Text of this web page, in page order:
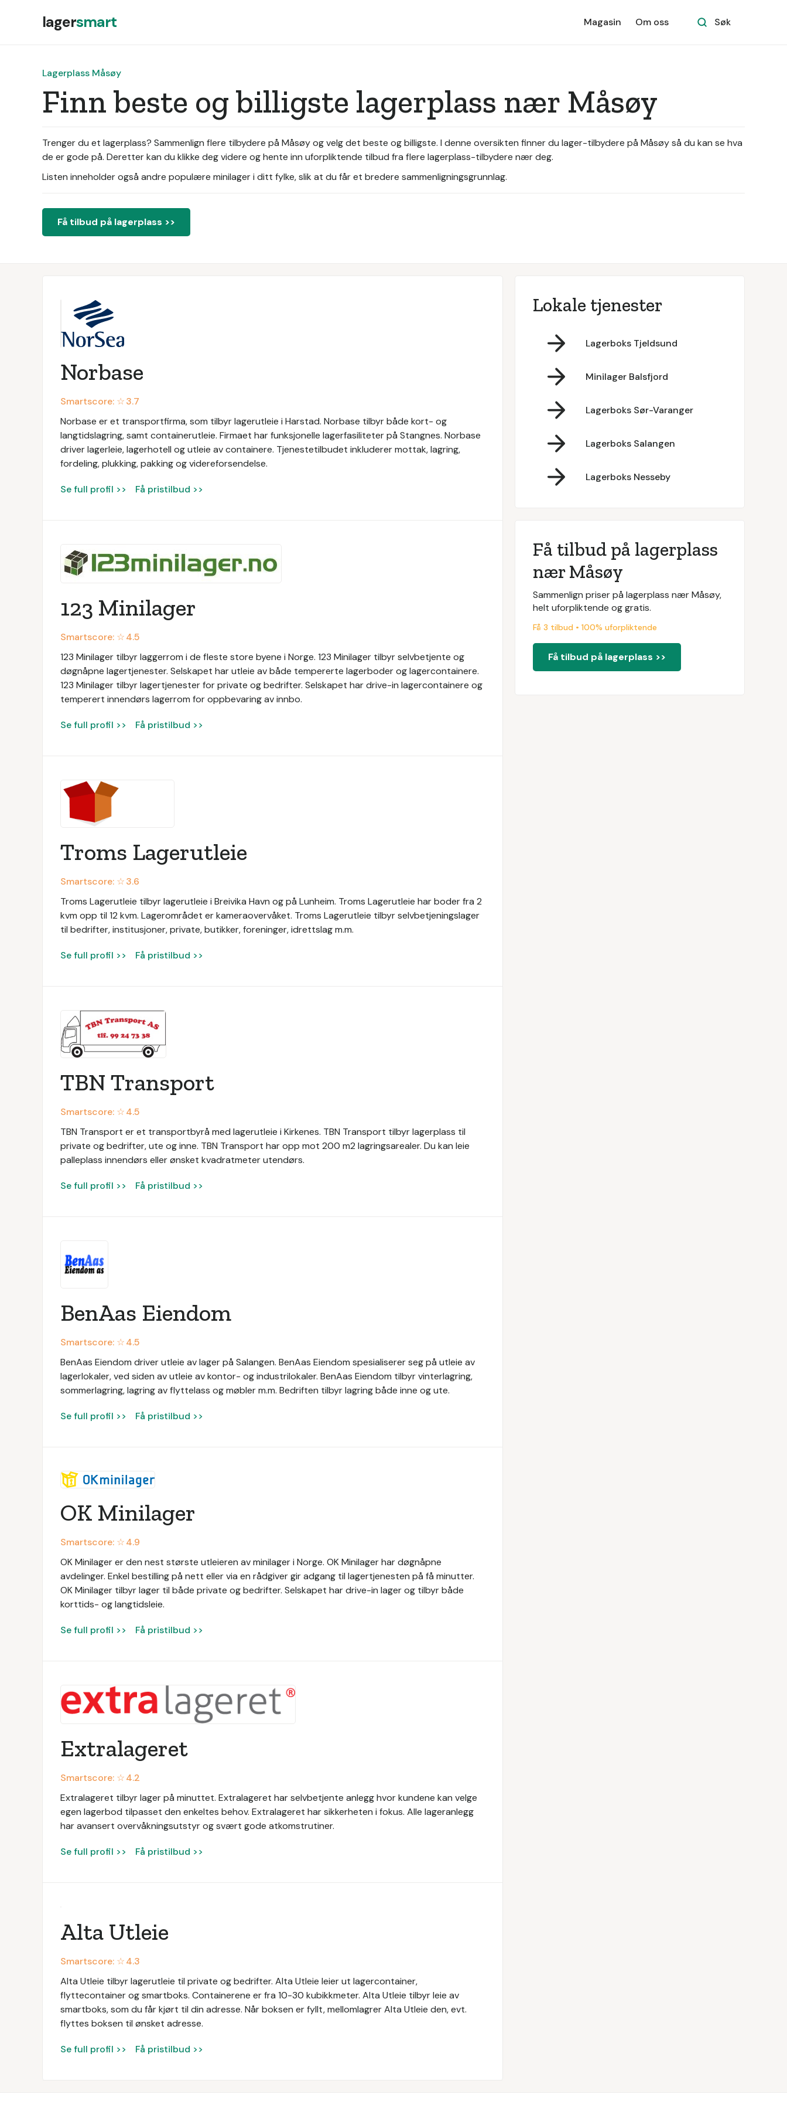
lagersmart Magasin Om oss Søk
Lagerplass Måsøy
Finn beste og billigste lagerplass nær Måsøy
Trenger du et lagerplass? Sammenlign flere tilbydere på Måsøy og velg det beste og billigste. I denne oversikten finner du lager-tilbydere på Måsøy så du kan se hva
de er gode på. Deretter kan du klikke deg videre og hente inn uforpliktende tilbud fra flere lagerplass-tilbydere nær deg.
Listen inneholder også andre populære minilager i ditt fylke, slik at du får et bredere sammenligningsgrunnlag.
Få tilbud på lagerplass >>
Norbase
Smartscore: ☆3.7
Norbase er et transportfirma, som tilbyr lagerutleie i Harstad. Norbase tilbyr både kort- og
langtidslagring, samt containerutleie. Firmaet har funksjonelle lagerfasiliteter på Stangnes. Norbase
driver lagerleie, lagerhotell og utleie av containere. Tjenestetilbudet inkluderer mottak, lagring,
fordeling, plukking, pakking og videreforsendelse.
Se full profil >> Få pristilbud >>
123 Minilager
Smartscore: ☆4.5
123 Minilager tilbyr laggerrom i de fleste store byene i Norge. 123 Minilager tilbyr selvbetjente og
døgnåpne lagertjenester. Selskapet har utleie av både tempererte lagerboder og lagercontainere.
123 Minilager tilbyr lagertjenester for private og bedrifter. Selskapet har drive-in lagercontainere og
temperert innendørs lagerrom for oppbevaring av innbo.
Se full profil >> Få pristilbud >>
Troms Lagerutleie
Smartscore: ☆3.6
Troms Lagerutleie tilbyr lagerutleie i Breivika Havn og på Lunheim. Troms Lagerutleie har boder fra 2
kvm opp til 12 kvm. Lagerområdet er kameraovervåket. Troms Lagerutleie tilbyr selvbetjeningslager
til bedrifter, institusjoner, private, butikker, foreninger, idrettslag m.m.
Se full profil >> Få pristilbud >>
TBN Transport
Smartscore: ☆4.5
TBN Transport er et transportbyrå med lagerutleie i Kirkenes. TBN Transport tilbyr lagerplass til
private og bedrifter, ute og inne. TBN Transport har opp mot 200 m2 lagringsarealer. Du kan leie
palleplass innendørs eller ønsket kvadratmeter utendørs.
Se full profil >> Få pristilbud >>
BenAas Eiendom
Smartscore: ☆4.5
BenAas Eiendom driver utleie av lager på Salangen. BenAas Eiendom spesialiserer seg på utleie av
lagerlokaler, ved siden av utleie av kontor- og industrilokaler. BenAas Eiendom tilbyr vinterlagring,
sommerlagring, lagring av flyttelass og møbler m.m. Bedriften tilbyr lagring både inne og ute.
Se full profil >> Få pristilbud >>
OK Minilager
Smartscore: ☆4.9
OK Minilager er den nest største utleieren av minilager i Norge. OK Minilager har døgnåpne
avdelinger. Enkel bestilling på nett eller via en rådgiver gir adgang til lagertjenesten på få minutter.
OK Minilager tilbyr lager til både private og bedrifter. Selskapet har drive-in lager og tilbyr både
korttids- og langtidsleie.
Se full profil >> Få pristilbud >>
Extralageret
Smartscore: ☆4.2
Extralageret tilbyr lager på minuttet. Extralageret har selvbetjente anlegg hvor kundene kan velge
egen lagerbod tilpasset den enkeltes behov. Extralageret har sikkerheten i fokus. Alle lageranlegg
har avansert overvåkningsutstyr og svært gode atkomstrutiner.
Se full profil >> Få pristilbud >>
Alta Utleie
Smartscore: ☆4.3
Alta Utleie tilbyr lagerutleie til private og bedrifter. Alta Utleie leier ut lagercontainer,
flyttecontainer og smartboks. Containerene er fra 10-30 kubikkmeter. Alta Utleie tilbyr leie av
smartboks, som du får kjørt til din adresse. Når boksen er fyllt, mellomlagrer Alta Utleie den, evt.
flyttes boksen til ønsket adresse.
Se full profil >> Få pristilbud >>
Lokale tjenester
Lagerboks Tjeldsund
Minilager Balsfjord
Lagerboks Sør-Varanger
Lagerboks Salangen
Lagerboks Nesseby
Få tilbud på lagerplass
nær Måsøy
Sammenlign priser på lagerplass nær Måsøy,
helt uforpliktende og gratis.
Få 3 tilbud • 100% uforpliktende
Få tilbud på lagerplass >>